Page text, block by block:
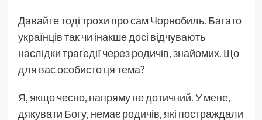
Давайте тоді трохи про сам Чорнобиль. Багато
українців так чи інакше досі відчувають
наслідки трагедії через родичів, знайомих. Що
для вас особисто ця тема?
Я, якщо чесно, напряму не дотичний. У мене,
дякувати Богу, немає родичів, які постраждали